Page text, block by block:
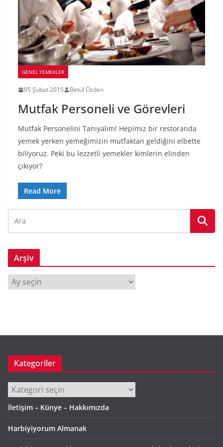
GENEL YEMEKLER
05 Şubat 2015 Betül Özden
Mutfak Personeli ve Görevleri
Mutfak Personelini Tanıyalım! Hepimiz bir restoranda
yemek yerken yemeğimizin mutfaktan geldiğini elbette
biliyoruz. Peki bu lezzetli yemekler kimlerin elinden
çıkıyor?
Read More
Arşiv
r
Kategoriler
Kategoriler
İletişim – Künye – Hakkımızda
Harbiyiyorum Almanak